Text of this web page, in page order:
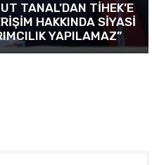
TANAL’DAN TİHEK’E
HAKKINDA SİYASİ
YAPILAMAZ”